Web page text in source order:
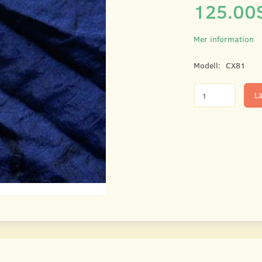
Mer information
Modell: CX81